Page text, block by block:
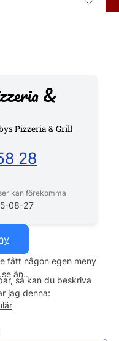
&
Pizzeria & Grill
28
10:30 - 21:00
10:30 - 21:00
10:30 - 21:00
10:30 - 21:00
11:30 - 22:00
kan förekomma
08-27
fått någon egen meny
än..
så kan du beskriva
jag denna: